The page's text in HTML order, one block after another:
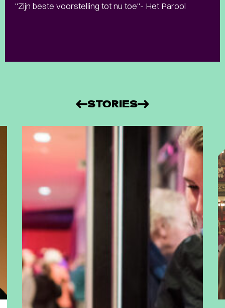
"Zijn beste voorstelling tot nu toe"- Het Parool
STORIES